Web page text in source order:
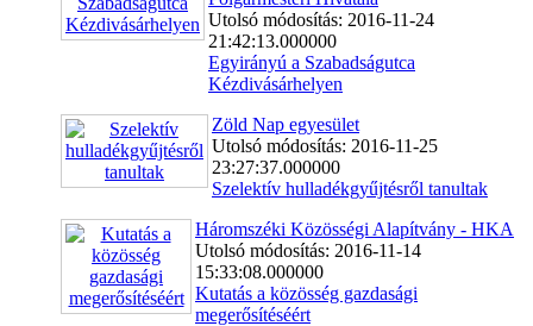
Utolsó módosítás: 2016-11-24
21:42:13.000000
Egyirányú a Szabadságutca
Kézdivásárhelyen
Zöld Nap egyesület
Utolsó módosítás: 2016-11-25
23:27:37.000000
Szelektív hulladékgyűjtésről tanultak
Háromszéki Közösségi Alapítvány - HKA
Utolsó módosítás: 2016-11-14
15:33:08.000000
Kutatás a közösség gazdasági
megerősítéséért